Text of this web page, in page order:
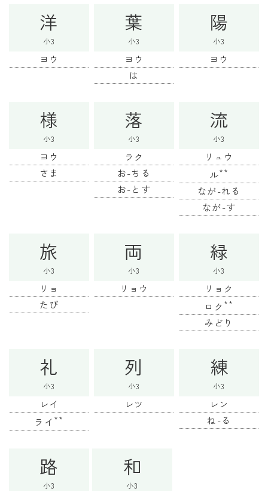
洋
小3
ヨウ
葉
小3
ヨウ
は
陽
小3
ヨウ
様
小3
ヨウ
さま
落
小3
ラク
お-ちる
お-とす
流
小3
リュウ
ル**
なが-れる
なが-す
旅
小3
リョ
たび
両
小3
リョウ
緑
小3
リョク
ロク **
みどり
礼
小3
レイ
ライ **
列
小3
レツ
練
小3
レン
ね-る
路
小3
和
小3